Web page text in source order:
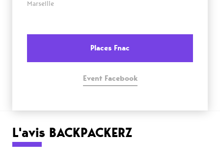
Marseille
Places Fnac
Event Facebook
L'avis BACKPACKERZ